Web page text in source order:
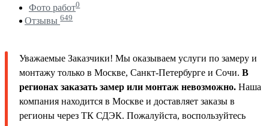
Фото работ0
Отзывы 649
Уважаемые Заказчики! Мы оказываем услуги по замеру и
монтажу только в Москве, Санкт-Петербурге и Сочи. В
регионах заказать замер или монтаж невозможно. Наша
компания находится в Москве и доставляет заказы в
регионы через ТК СДЭК. Пожалуйста, воспользуйтесь